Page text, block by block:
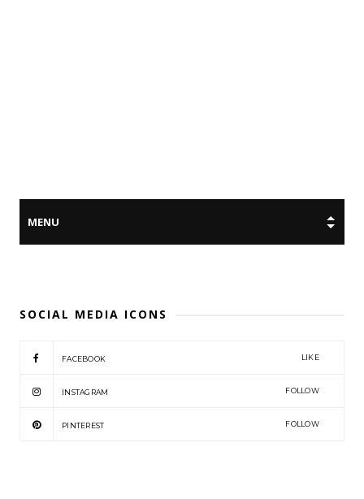
SOCIAL MEDIA ICONS
FACEBOOK LIKE
INSTAGRAM FOLLOW
PINTEREST FOLLOW